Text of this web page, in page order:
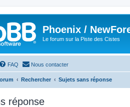
Phoenix /
Le forum sur la Piste des Cistes
FAQ Nous contacter
Rechercher Sujets sans réponse
réponse